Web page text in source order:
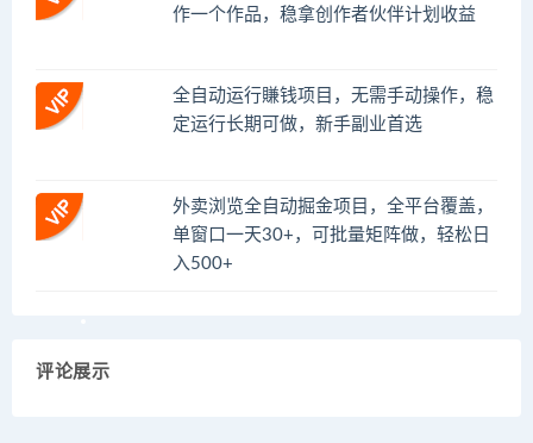
作一个作品，稳拿创作者伙伴计划收益
全自动运行賺钱项目，无需手动操作，稳
定运行长期可做，新手副业首选
外卖浏览全自动掘金项目，全平台覆盖，
单窗口一天30+，可批量矩阵做，轻松日
入500+
评论展示